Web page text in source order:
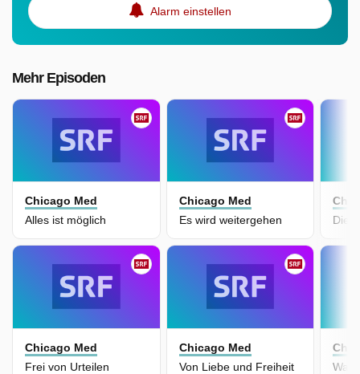
Alarm einstellen
Mehr Episoden
Chicago Med
Alles ist möglich
Chicago Med
Es wird weitergehen
Chicago Med
Frei von Urteilen
Chicago Med
Von Liebe und Freiheit
Was